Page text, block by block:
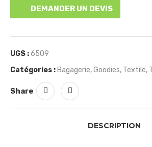
DEMANDER UN DEVIS
UGS :6509
Catégories : Bagagerie,Goodies, Textile,
Share
DESCRIPTION